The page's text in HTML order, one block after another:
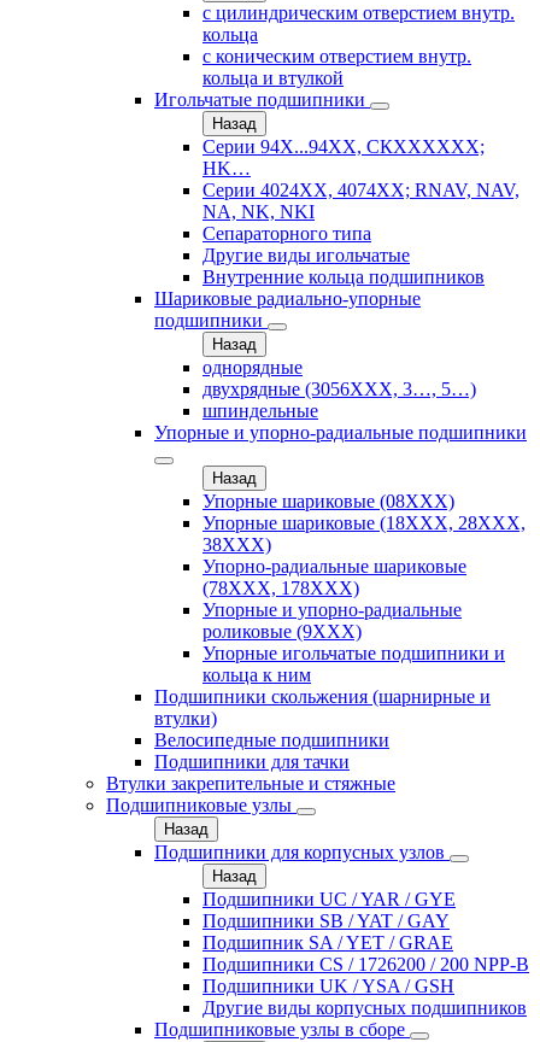
с цилиндрическим отверстием внутр.
кольца
с коническим отверстием внутр.
кольца и втулкой
Игольчатые подшипники
Назад
Серии 94Х...94ХХ, СКХХХХХХ;
HK…
Серии 4024ХХ, 4074ХХ; RNAV, NAV,
NA, NK, NKI
Сепараторного типа
Другие виды игольчатые
Внутренние кольца подшипников
Шариковые радиально-упорные
подшипники
Назад
однорядные
двухрядные (3056ХХХ, 3…, 5…)
шпиндельные
Упорные и упорно-радиальные подшипники
Назад
Упорные шариковые (08XXX)
Упорные шариковые (18XXX, 28XXХ,
38ХХХ)
Упорно-радиальные шариковые
(78XXX, 178ХХХ)
Упорные и упорно-радиальные
роликовые (9ХХХ)
Упорные игольчатые подшипники и
кольца к ним
Подшипники скольжения (шарнирные и
втулки)
Велосипедные подшипники
Подшипники для тачки
Втулки закрепительные и стяжные
Подшипниковые узлы
Назад
Подшипники для корпусных узлов
Назад
Подшипники UC / YAR / GYE
Подшипники SB / YAT / GAY
Подшипник SA / YET / GRAE
Подшипники CS / 1726200 / 200 NPP-B
Подшипники UK / YSA / GSH
Другие виды корпусных подшипников
Подшипниковые узлы в сборе